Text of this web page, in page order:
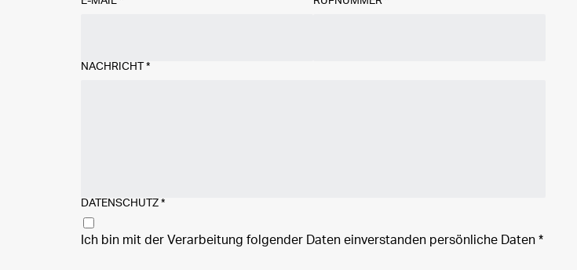
NACHRICHT *
DATENSCHUTZ *
Ich bin mit der Verarbeitung folgender Daten einverstanden persönliche Daten *